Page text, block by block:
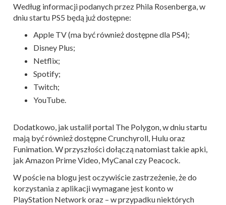
Według informacji podanych przez Phila Rosenberga, w
dniu startu PS5 będą już dostępne:
Apple TV (ma być również dostępne dla PS4);
Disney Plus;
Netflix;
Spotify;
Twitch;
YouTube.
Dodatkowo, jak ustalił portal The Polygon, w dniu startu
mają być również dostępne Crunchyroll, Hulu oraz
Funimation. W przyszłości dołączą natomiast takie apki,
jak Amazon Prime Video, MyCanal czy Peacock.
W poście na blogu jest oczywiście zastrzeżenie, że do
korzystania z aplikacji wymagane jest konto w
PlayStation Network oraz – w przypadku niektórych